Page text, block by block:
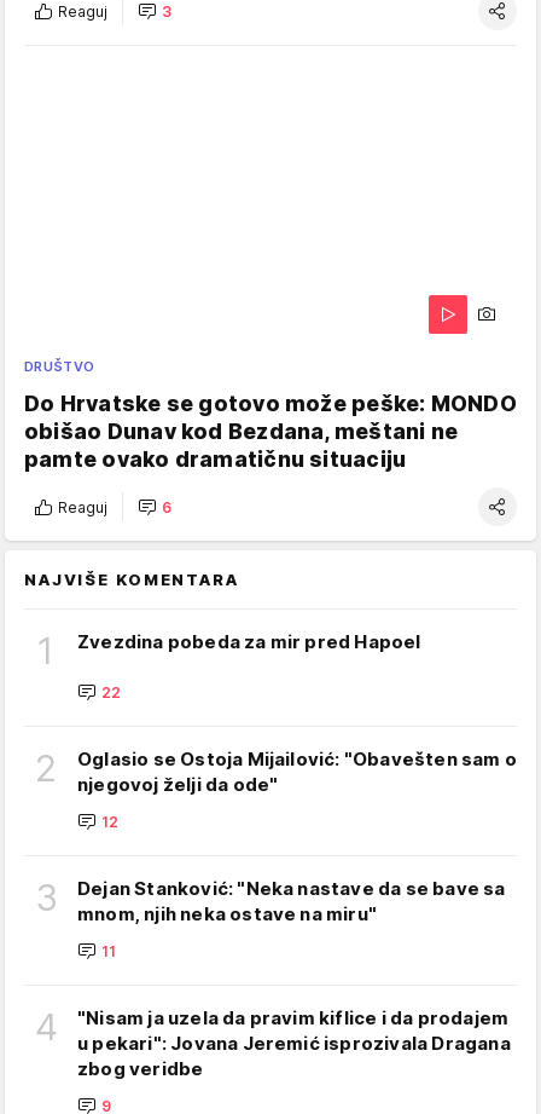
Reaguj 3
DRUŠTVO
Do Hrvatske se gotovo može peške: MONDO
obišao Dunav kod Bezdana, meštani ne
pamte ovako dramatičnu situaciju
Reaguj 6
NAJVIŠE KOMENTARA
1 Zvezdina pobeda za mir pred Hapoel
22
2
Oglasio se Ostoja Mijailović: "Obavešten sam o
njegovoj želji da ode"
12
3
Dejan Stanković: "Neka nastave da se bave sa
mnom, njih neka ostave na miru"
11
4
"Nisam ja uzela da pravim kiflice i da prodajem
u pekari": Jovana Jeremić isprozivala Dragana
zbog veridbe
9